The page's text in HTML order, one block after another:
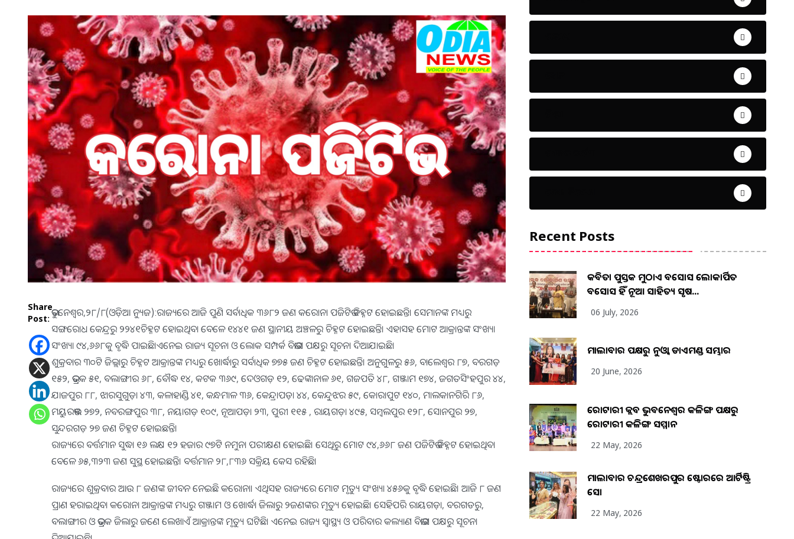
Share
Post:
ଭୁବନେଶ୍ୱର,୨୮/୮(ଓଡ଼ିଆ ନ୍ୟୁଜ):ରାଜ୍ୟରେ ଆଜି ପୁଣି ସର୍ବାଧିକ ୩୬୮୨ ଜଣ କରୋନା ପଜିଟିଭ ଚିହ୍ନଟ ହୋଇଛନ୍ତି। ସେମାନଙ୍କ ମଧ୍ୟରୁ
ସଙ୍ଗରୋଧ କେନ୍ଦ୍ରରୁ ୨୨୪୧ଚିହ୍ନଟ ହୋଇଥିବା ବେଳେ ୧୪୪୧ ଜଣ ସ୍ଥାନୀୟ ଅଞ୍ଚଳରୁ ଚିହ୍ନଟ ହୋଇଛନ୍ତି। ଏହାସହ ମୋଟ ଆକ୍ରାନ୍ତଙ୍କ ସଂଖ୍ୟା
ସଂଖ୍ୟା ୯୪,୬୬୮କୁ ବୃଦ୍ଧି ପାଇଛି।ଏନେଇ ରାଜ୍ୟ ସୂଚନା ଓ ଲୋକ ସମ୍ପର୍କ ବିଭାଗ ପକ୍ଷରୁ ସୂଚନା ଦିଆଯାଇଛି।
ଶୁକ୍ରବାର ୩୦ଟି ଜିଲ୍ଲାରୁ ଚିହ୍ନଟ ଆକ୍ରାନ୍ତଙ୍କ ମଧ୍ୟରୁ ଖୋର୍ଦ୍ଧାରୁ ସର୍ବାଧିକ ୭୭୫ ଜଣ ଚିହ୍ନଟ ହୋଇଛନ୍ତି। ଅନୁଗୁଳରୁ ୫୬, ବାଲେଶ୍ୱର ୮୭, ବରଗଡ଼
୧୫୨, ଭଦ୍ରକ ୫୧, ବଲାଙ୍ଗୀର ୬୮, ବୌଦ୍ଧ ୧୪, କଟକ ୩୬୯, ଦେଓଗଡ଼ ୧୨, ଢେଙ୍କାନାଳ ୬୧, ଗଜପତି ୪୮, ଗଞ୍ଜାମ ୧୭୪, ଜଗତସିଂହପୁର ୪୪,
ଯାଜପୁର ୮୮, ଝାରସୁଗୁଡ଼ା ୪୩, କଳାହାଣ୍ଡି ୪୧, କନ୍ଧମାଳ ୩୬, କେନ୍ଦ୍ରାପଡ଼ା ୪୪, କେନ୍ଦୁଝର ୫୯, କୋରାପୁଟ ୧୪୦, ମାଲକାନଗିରି ୮୬,
ମୟୁରଭଞ୍ଜ ୨୭୨, ନବରଙ୍ଗପୁର ୩୮, ନୟାଗଡ଼ ୧୦୯, ନୂଆପଡ଼ା ୨୩, ପୁରୀ ୧୧୫ , ରାୟଗଡ଼ା ୪୯୫, ସମ୍ବଲପୁର ୧୨୮, ସୋନପୁର ୨୭,
ସୁନ୍ଦରଗଡ଼ ୨୭ ଜଣ ଚିହ୍ନଟ ହୋଇଛନ୍ତି।
ରାଜ୍ୟରେ ବର୍ତ୍ତମାନ ସୁଦ୍ଧା ୧୬ ଲକ୍ଷ ୧୨ ହଜାର ୯୭ଟି ନମୁନା ପରୀକ୍ଷଣ ହୋଇଛି। ସେଥିରୁ ମୋଟ ୯୪,୬୬୮ ଜଣ ପଜିଟିଭ ଚିହ୍ନଟ ହୋଇଥିବା
ବେଳେ ୬୫,୩୨୩ ଜଣ ସୁସ୍ଥ ହୋଇଛନ୍ତି। ବର୍ତ୍ତମାନ ୨୮,୮୩୬ ସକ୍ରିୟ କେସ ରହିଛି।
ରାଜ୍ୟରେ ଶୁକ୍ରବାର ଆଉ ୮ ଜଣଙ୍କ ଜୀବନ ନେଇଛି କରୋନା। ଏଥିସହ ରାଜ୍ୟରେ ମୋଟ ମୃତ୍ୟୁ ସଂଖ୍ୟା ୪୫୬କୁ ବୃଦ୍ଧି ହୋଇଛି। ଆଜି ୮ ଜଣ
ପ୍ରାଣ ହରାଇଥିବା କରୋନା ଆକ୍ରାନ୍ତଙ୍କ ମଧ୍ୟରୁ ଗଞ୍ଜାମ ଓ ଖୋର୍ଦ୍ଧା ଜିଲାରୁ ୨ଜଣଙ୍କର ମୃତ୍ୟୁ ହୋଇଛି। ସେହିପରି ରାୟଗଡ଼ା, ବରଗଡରୁ,
ବଲାଙ୍ଗୀର ଓ ଭଦ୍ରକ ଜିଲାରୁ ଜଣେ ଲେଖାଏଁ ଆକ୍ରାନ୍ତଙ୍କ ମୃତ୍ୟୁ ଘଟିଛି। ଏନେଇ ରାଜ୍ୟ ସ୍ବାସ୍ଥ୍ୟ ଓ ପରିବାର କଲ୍ୟାଣ ବିଭାଗ ପକ୍ଷରୁ ସୂଚନା
Recent Posts
କବିତା ପୁସ୍ତକ ମୁଠାଏ ଅବସୋସ ଲୋକାର୍ପିତ
ଅବସୋସ ହିଁ ନୂଆ ସାହିତ୍ୟ ସୃଷ...
06 July, 2026
ମାଲାବାର ପକ୍ଷରୁ ନୁଓ୍ବା ଡାଏମଣ୍ଡ ସମ୍ଭାର
20 June, 2026
ରୋଟାରୀ କ୍ଲବ ଭୁବନେଶ୍ୱର କଳିଙ୍ଗ ପକ୍ଷରୁ
ରୋଟାରୀ କଳିଙ୍ଗ ସମ୍ମାନ
22 May, 2026
ମାଲାବାର ଚନ୍ଦ୍ରଶେଖରପୁର ଷ୍ଟୋରରେ ଆର୍ଟିଷ୍ଟ୍ରି
ସୋ
22 May, 2026